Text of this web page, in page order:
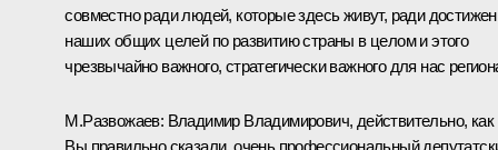
совместно ради людей, которые здесь живут, ради
наших общих целей по развитию страны в целом и этого
чрезвычайно важного, стратегически важного для нас
М.Развожаев: Владимир Владимирович, действительно, как
Вы правильно сказали, очень профессиональный